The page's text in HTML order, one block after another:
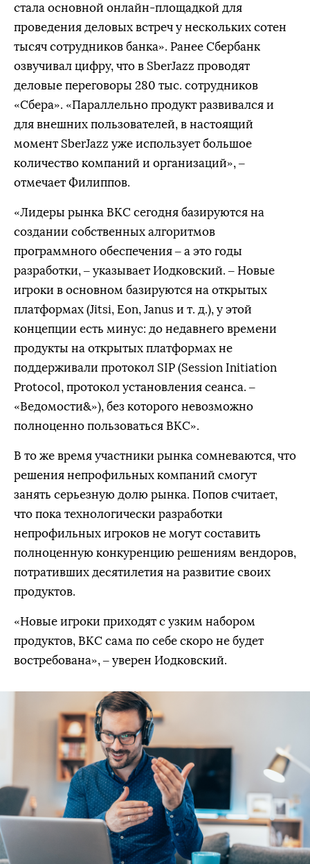
стала основной онлайн-площадкой для
проведения деловых встреч у нескольких сотен
тысяч сотрудников банка». Ранее Сбербанк
озвучивал цифру, что в SberJazz проводят
деловые переговоры 280 тыс. сотрудников
«Сбера». «Параллельно продукт развивался и
для внешних пользователей, в настоящий
момент SberJazz уже использует большое
количество компаний и организаций», –
отмечает Филиппов.
«Лидеры рынка ВКС сегодня базируются на
создании собственных алгоритмов
программного обеспечения – а это годы
разработки, – указывает Иодковский. – Новые
игроки в основном базируются на открытых
платформах (Jitsi, Eon, Janus и т. д.), у этой
концепции есть минус: до недавнего времени
продукты на открытых платформах не
поддерживали протокол SIP (Session Initiation
Protocol, протокол установления сеанса. –
«Ведомости&»), без которого невозможно
полноценно пользоваться ВКС».
В то же время участники рынка сомневаются, что
решения непрофильных компаний смогут
занять серьезную долю рынка. Попов считает,
что пока технологически разработки
непрофильных игроков не могут составить
полноценную конкуренцию решениям вендоров,
потративших десятилетия на развитие своих
продуктов.
«Новые игроки приходят с узким набором
продуктов, ВКС сама по себе скоро не будет
востребована», – уверен Иодковский.